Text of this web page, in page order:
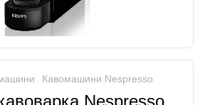
Кавомашини Nespresso
Nespresso